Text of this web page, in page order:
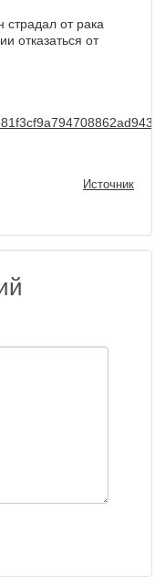
от рака
отказаться от
Источник